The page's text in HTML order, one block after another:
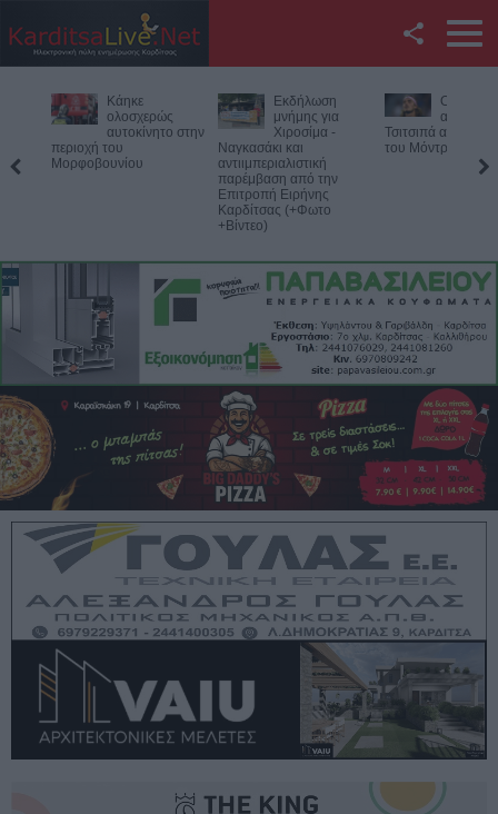
Twitter
YouTube
Αναζήτηση
Επικοινωνία με το
KarditsaLive.Net
Εκδήλωση
μνήμης για
Χιροσίμα -
Ναγκασάκι και
αντιιμπεριαλιστική
Ο Φονσέκα
απέκλεισε τον
Τσιτσιπά από το Masters
του Μόντρεαλ
Η
σύλληψη
προέδρου του
Κέντρου Λάρισας